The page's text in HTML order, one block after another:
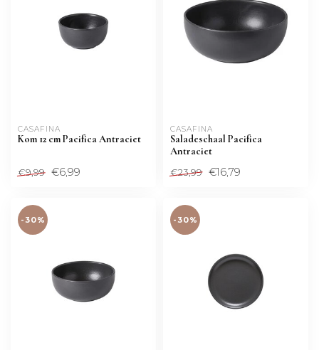
CASAFINA
Kom 12 cm Pacifica Antraciet
€9,99 €6,99
CASAFINA
Saladeschaal Pacifica
Antraciet
€23,99 €16,79
-30% -30%